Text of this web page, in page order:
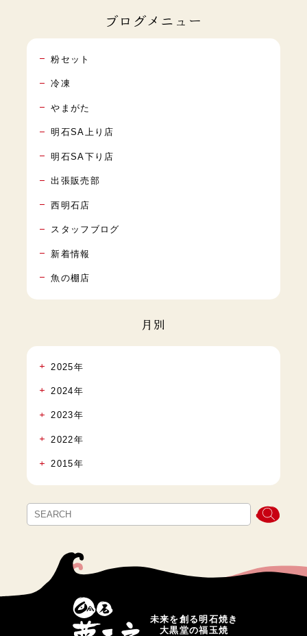
ブログメニュー
粉セット
冷凍
やまがた
明石SA上り店
明石SA下り店
出張販売部
西明石店
スタッフブログ
新着情報
魚の棚店
月別
2025年
2024年
2023年
2022年
2015年
未来を創る明石焼き
大黒堂の福玉焼